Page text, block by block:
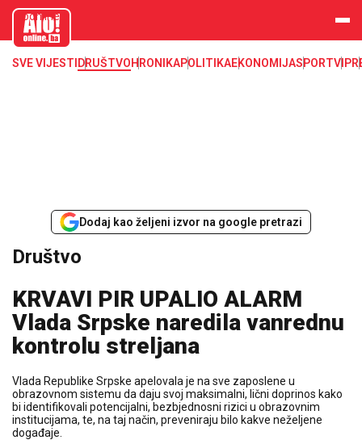
aloonline.b
SVE VIJESTI DRUŠTVOHRONIKAPOLITIKAEKONOMIJASPORTVIP
Dodaj kao željeni izvor na google pretrazi
Društvo
KRVAVI PIR UPALIO ALARM
Vlada Srpske naredila vanrednu
kontrolu streljana
Vlada Republike Srpske apelovala je na sve zaposlene u
obrazovnom sistemu da daju svoj maksimalni, lični doprinos kako
bi identifikovali potencijalni, bezbjednosni rizici u obrazovnim
institucijama, te, na taj način, preveniraju bilo kakve neželjene
događaje.